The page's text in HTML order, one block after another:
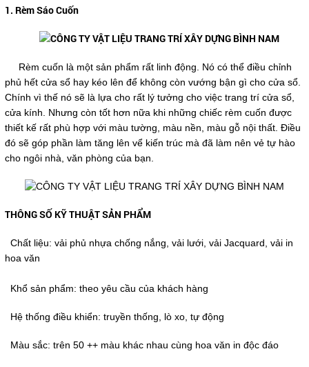
1. Rèm Sáo Cuốn
Rèm cuốn là một sản phẩm rất linh động. Nó có thể điều chỉnh
phủ hết cửa sổ hay kéo lên để không còn vướng bận gì cho cửa sổ.
Chính vì thế nó sẽ là lựa cho rất lý tưởng cho việc trang trí cửa sổ,
cửa kính. Nhưng còn tốt hơn nữa khi những chiếc rèm cuốn được
thiết kế rất phù hợp với màu tường, màu nền, màu gỗ nội thất. Điều
đó sẽ góp phần làm tăng lên vể kiến trúc mà đã làm nên vẻ tự hào
cho ngôi nhà, văn phòng của bạn.
THÔNG SỐ KỸ THUẬT SẢN PHẨM
Chất liệu: vải phủ nhựa chống nắng, vải lưới, vải Jacquard, vải in
hoa văn
Khổ sản phẩm: theo yêu cầu của khách hàng
Hệ thống điều khiển: truyền thống, lò xo, tự động
Màu sắc: trên 50 ++ màu khác nhau cùng hoa văn in độc đáo